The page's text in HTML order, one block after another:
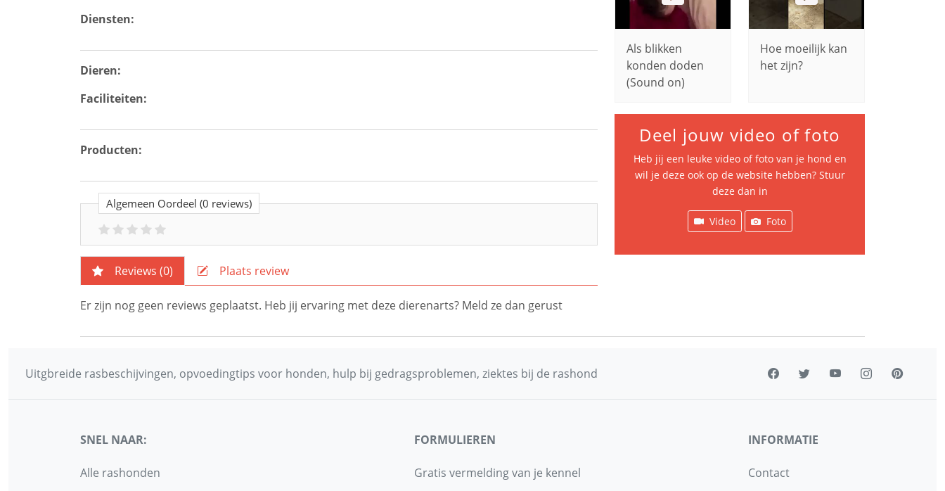
Diensten:
Dieren:
Faciliteiten:
Producten:
Algemeen Oordeel (0 reviews)
Reviews (0) Plaats review
Er zijn nog geen reviews geplaatst. Heb jij ervaring met deze dierenarts? Meld ze dan gerust
Als blikken
konden doden
(Sound on)
Hoe moeilijk kan
het zijn?
Deel jouw video of foto
Heb jij een leuke video of foto van je hond en
wil je deze ook op de website hebben? Stuur
deze dan in
Video Foto
Uitgbreide rasbeschijvingen, opvoedingtips voor honden, hulp bij gedragsproblemen, ziektes bij de rashond
SNEL NAAR:
Alle rashonden
FORMULIEREN
Gratis vermelding van je kennel
INFORMATIE
Contact